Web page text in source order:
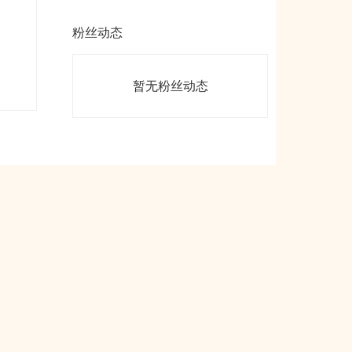
粉丝动态
暂无粉丝动态